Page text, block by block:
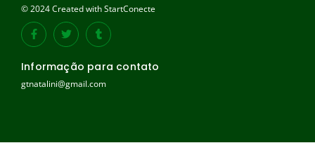
© 2024 Created with StartConecte
Informação para contato
gtnatalini@gmail.com